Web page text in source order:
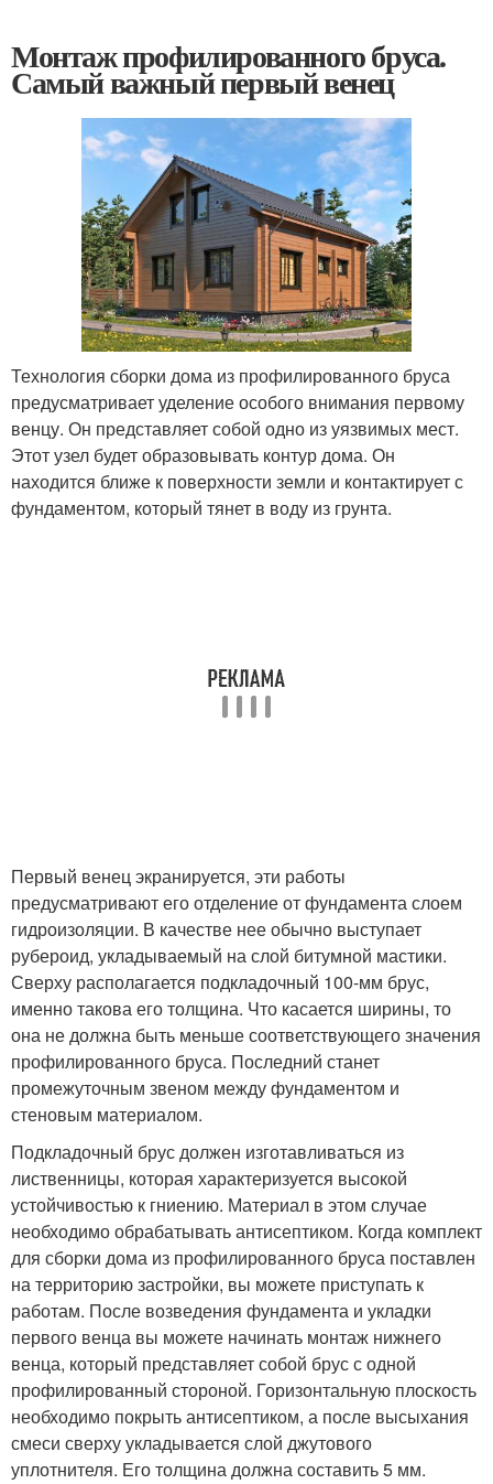
Монтаж профилированного бруса.
Самый важный первый венец
Технология сборки дома из профилированного бруса
предусматривает уделение особого внимания первому
венцу. Он представляет собой одно из уязвимых мест.
Этот узел будет образовывать контур дома. Он
находится ближе к поверхности земли и контактирует с
фундаментом, который тянет в воду из грунта.
Первый венец экранируется, эти работы
предусматривают его отделение от фундамента слоем
гидроизоляции. В качестве нее обычно выступает
рубероид, укладываемый на слой битумной мастики.
Сверху располагается подкладочный 100-мм брус,
именно такова его толщина. Что касается ширины, то
она не должна быть меньше соответствующего значения
профилированного бруса. Последний станет
промежуточным звеном между фундаментом и
стеновым материалом.
Подкладочный брус должен изготавливаться из
лиственницы, которая характеризуется высокой
устойчивостью к гниению. Материал в этом случае
необходимо обрабатывать антисептиком. Когда комплект
для сборки дома из профилированного бруса поставлен
на территорию застройки, вы можете приступать к
работам. После возведения фундамента и укладки
первого венца вы можете начинать монтаж нижнего
венца, который представляет собой брус с одной
профилированный стороной. Горизонтальную плоскость
необходимо покрыть антисептиком, а после высыхания
смеси сверху укладывается слой джутового
уплотнителя. Его толщина должна составить 5 мм.